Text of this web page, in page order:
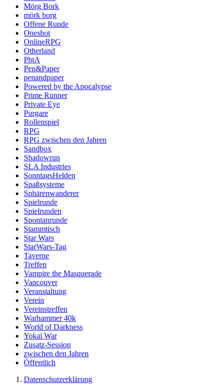
Mörg Bork
mörk borg
Offene Runde
Oneshot
OnlineRPG
Otherland
PbtA
Pen&Paper
penandpaper
Powered by the Apocalypse
Prime Runner
Private Eye
Purgare
Rollenspiel
RPG
RPG zwischen den Jahren
Sandbox
Shadowrun
SLA Industries
SonntagsHelden
Spaßsysteme
Sphärenwanderer
Spielrunde
Spielrunden
Spontanrunde
Stammtisch
Star Wars
StarWars-Tag
Taverne
Treffen
Vampire the Masquerade
Vancouver
Veranstaltung
Verein
Vereinstreffen
Warhammer 40k
World of Darkness
Yokai War
Zusatz-Session
zwischen den Jahren
Öffentlich
Datenschutzerklärung